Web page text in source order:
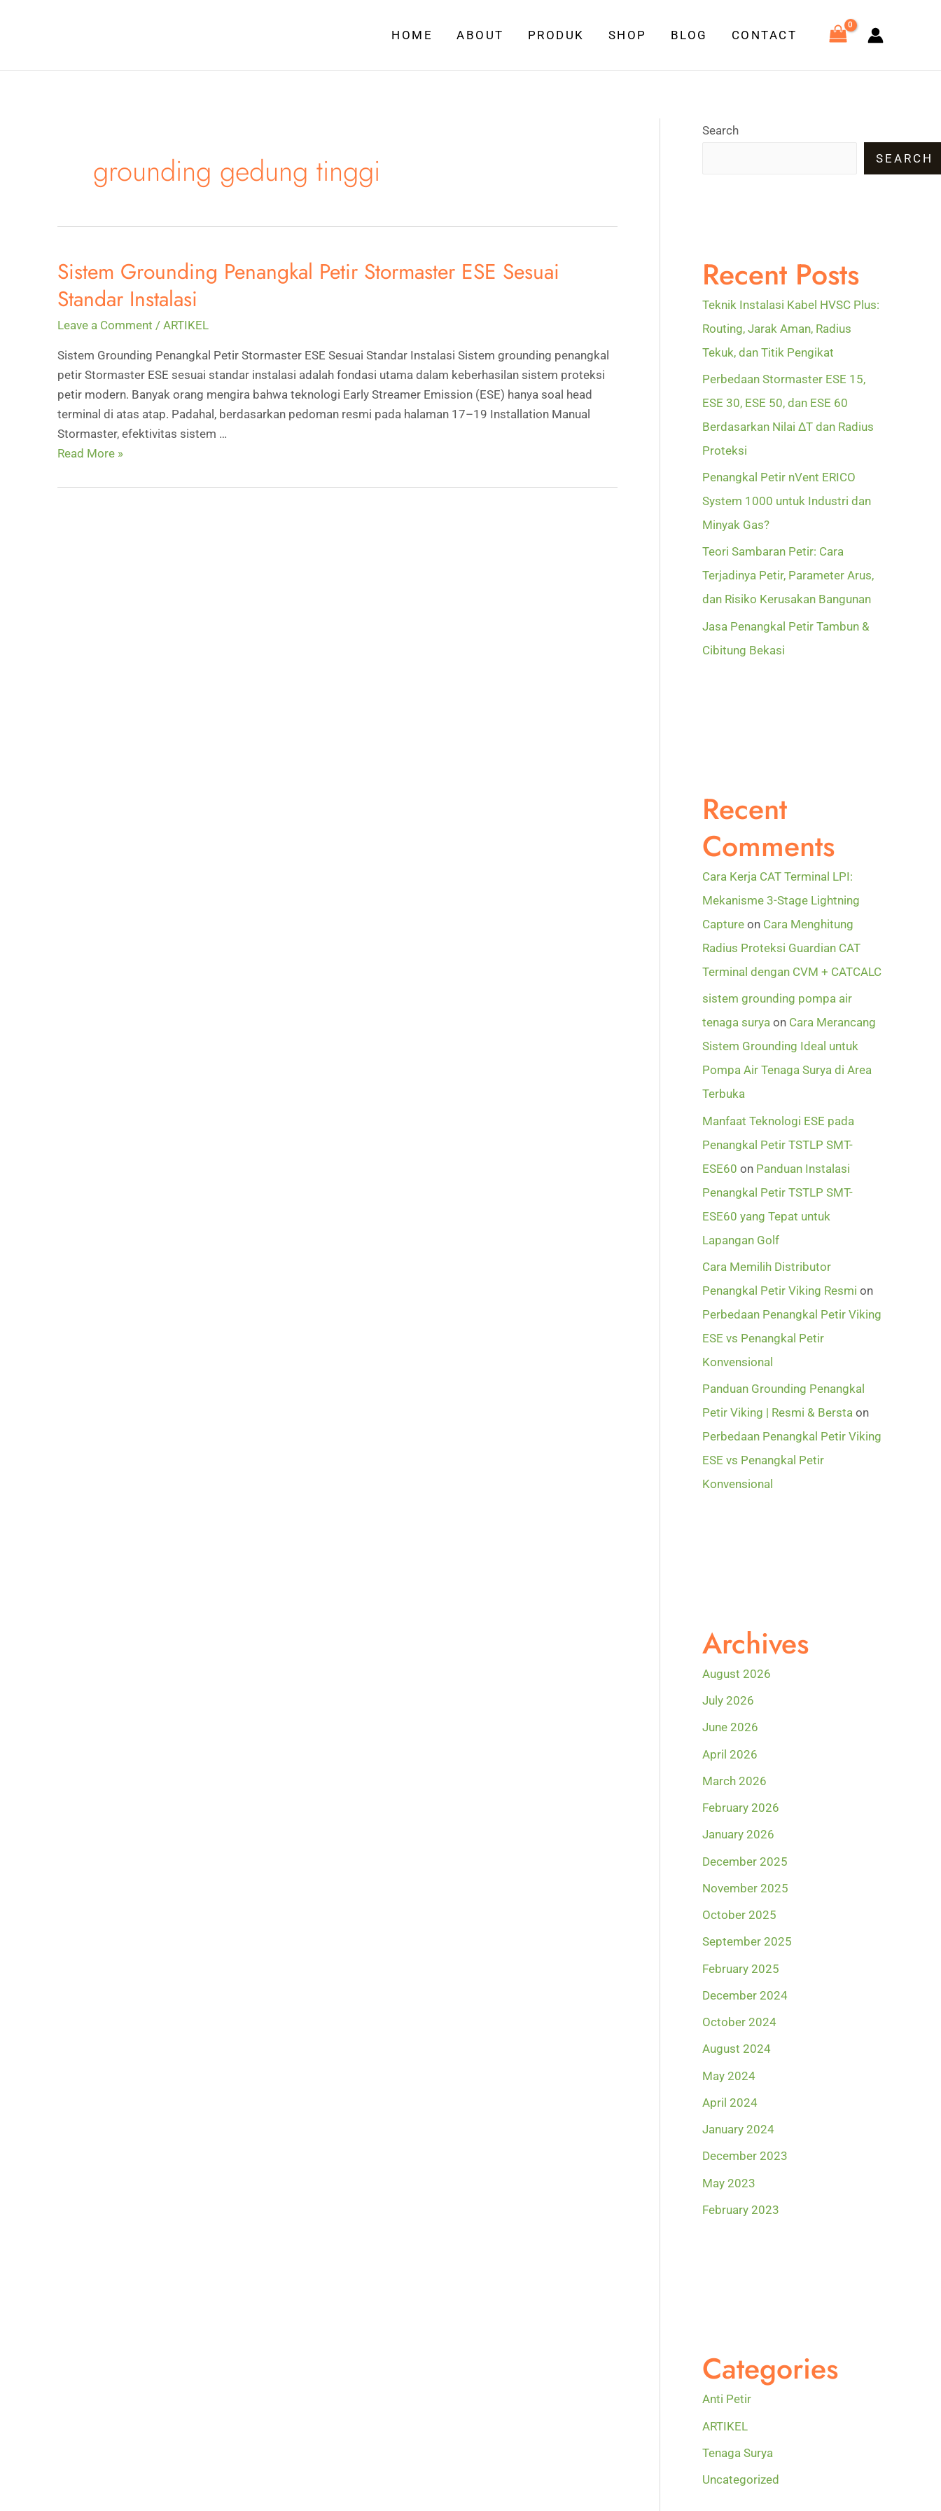
HOME ABOUT PRODUK SHOP BLOG CONTACT
grounding gedung tinggi
Sistem Grounding Penangkal Petir Stormaster ESE Sesuai
Standar Instalasi
Leave a Comment / ARTIKEL
Sistem Grounding Penangkal Petir Stormaster ESE Sesuai Standar Instalasi Sistem grounding penangkal
petir Stormaster ESE sesuai standar instalasi adalah fondasi utama dalam keberhasilan sistem proteksi
petir modern. Banyak orang mengira bahwa teknologi Early Streamer Emission (ESE) hanya soal head
terminal di atas atap. Padahal, berdasarkan pedoman resmi pada halaman 17–19 Installation Manual
Stormaster, efektivitas sistem …
Sistem
Penangkal
Read More »
Search
SEARCH
Recent Posts
Teknik Instalasi Kabel HVSC Plus:
Routing, Jarak Aman, Radius
Tekuk, dan Titik Pengikat
Perbedaan Stormaster ESE 15,
ESE 30, ESE 50, dan ESE 60
Berdasarkan Nilai ΔT dan Radius
Proteksi
Penangkal Petir nVent ERICO
System 1000 untuk Industri dan
Minyak Gas?
Teori Sambaran Petir: Cara
Terjadinya Petir, Parameter Arus,
dan Risiko Kerusakan Bangunan
Jasa Penangkal Petir Tambun &
Cibitung Bekasi
Recent
Comments
Cara Kerja CAT Terminal LPI:
Mekanisme 3-Stage Lightning
Capture on Cara Menghitung
Radius Proteksi Guardian CAT
Terminal dengan CVM + CATCALC
sistem grounding pompa air
tenaga surya on Cara Merancang
Sistem Grounding Ideal untuk
Pompa Air Tenaga Surya di Area
Terbuka
Manfaat Teknologi ESE pada
Penangkal Petir TSTLP SMT-
ESE60 on Panduan Instalasi
Penangkal Petir TSTLP SMT-
ESE60 yang Tepat untuk
Lapangan Golf
Cara Memilih Distributor
Penangkal Petir Viking Resmi on
Perbedaan Penangkal Petir Viking
ESE vs Penangkal Petir
Konvensional
Panduan Grounding Penangkal
Petir Viking | Resmi & Bersta on
Perbedaan Penangkal Petir Viking
ESE vs Penangkal Petir
Konvensional
Archives
August 2026
July 2026
June 2026
April 2026
March 2026
February 2026
January 2026
December 2025
November 2025
October 2025
September 2025
February 2025
December 2024
October 2024
August 2024
May 2024
April 2024
January 2024
December 2023
May 2023
February 2023
Categories
Anti Petir
ARTIKEL
Tenaga Surya
Uncategorized